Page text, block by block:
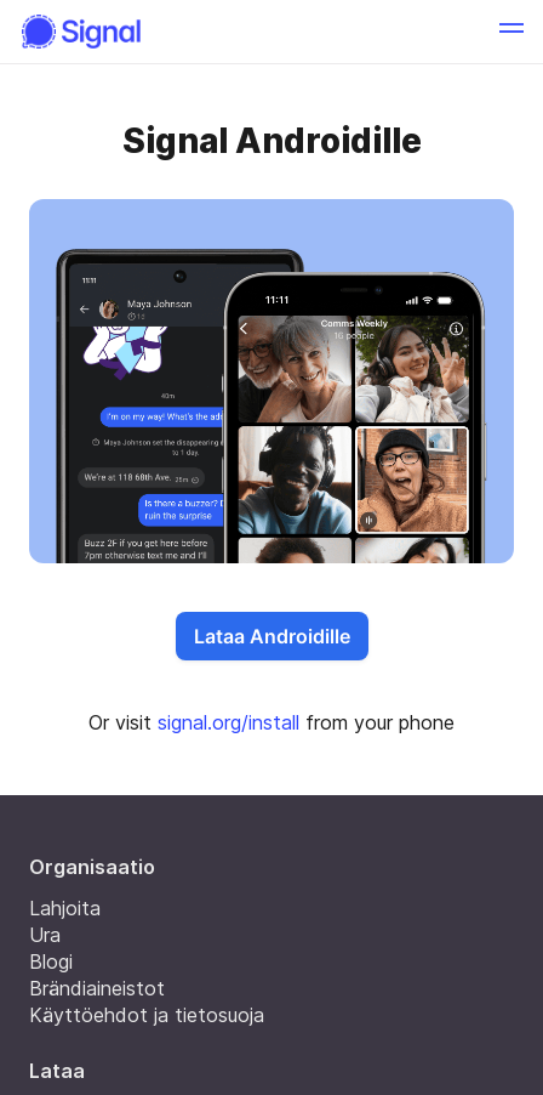
Signal Androidille
Lataa Androidille
Or visit signal.org/install from your phone
Organisaatio
Lahjoita
Ura
Blogi
Brändiaineistot
Käyttöehdot ja tietosuoja
Lataa